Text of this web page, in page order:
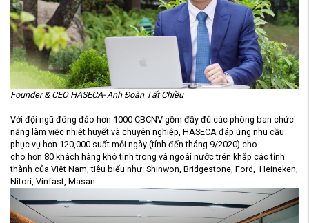
Founder & CEO HASECA- Anh Đoàn Tất Chiều
Với đội ngũ đông đảo hơn 1000 CBCNV gồm đầy đủ các phòng ban chức
năng làm việc nhiệt huyết và chuyên nghiệp, HASECA đáp ứng nhu cầu
phục vụ hơn 120,000 suất mỗi ngày (tính đến tháng 9/2020) cho
cho hơn 80 khách hàng khó tính trong và ngoài nước trên khắp các tỉnh
thành của Việt Nam, tiêu biểu như: Shinwon, Bridgestone, Ford, Heineken,
Nitori, Vinfast, Masan...